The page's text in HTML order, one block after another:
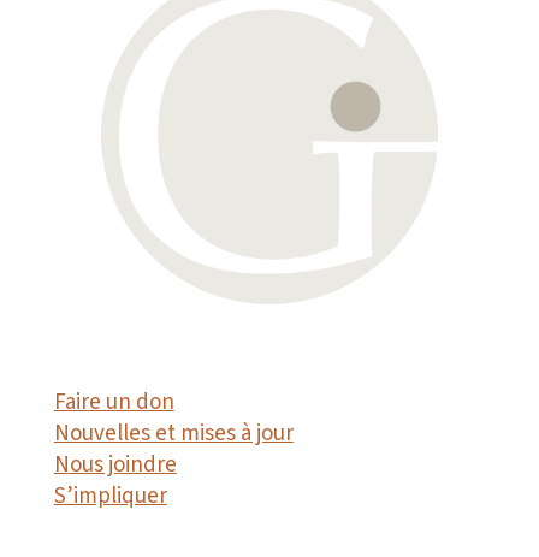
Faire un don
Nouvelles et mises à jour
Nous joindre
S’impliquer